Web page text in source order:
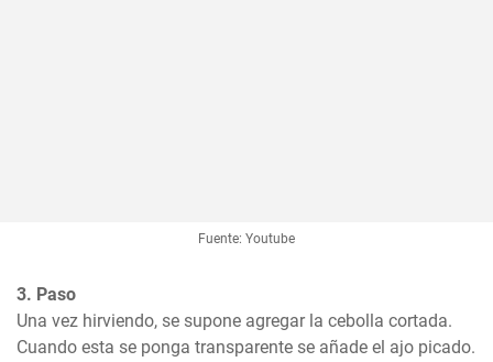
Fuente: Youtube
3. Paso
Una vez hirviendo, se supone agregar la cebolla cortada.
Cuando esta se ponga transparente se añade el ajo picado.